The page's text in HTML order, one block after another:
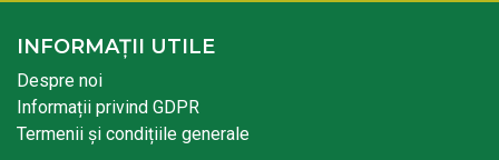
INFORMAȚII UTILE
Despre noi
Informații privind GDPR
Termenii și condițiile generale